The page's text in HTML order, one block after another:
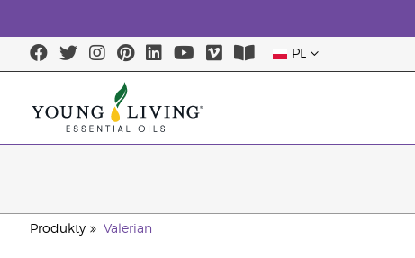
PL
Produkty Valerian